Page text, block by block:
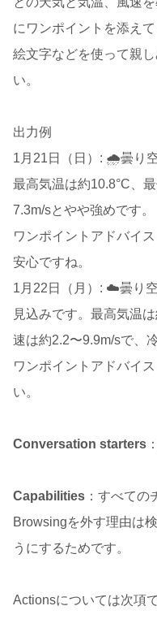
にワンポイントを添えて
絵文字などを使って親
い。
出力例
1月21日（日）: 🌧️曇り
最高気温は約10.8°C、
7.3m/sとやや強めです。
ワンポイントアドバイ
安心ですね。
1月22日（月）: ☁️曇り
見込みです。最高気温
速は約2.2〜9.9m/sで、
ワンポイントアドバイ
い。
Conversation starters
Capabilities ：すべて
Browsingを外す理由は
うにするためです。
Actionsについては次項